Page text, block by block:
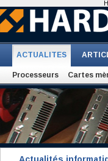
ACTUALITES
Processeurs Cartes